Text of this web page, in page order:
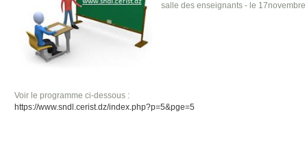
salle des enseignants - le
Voir le programme ci-dessous :
https://www.sndl.cerist.dz/index.php?p=5&pge=5